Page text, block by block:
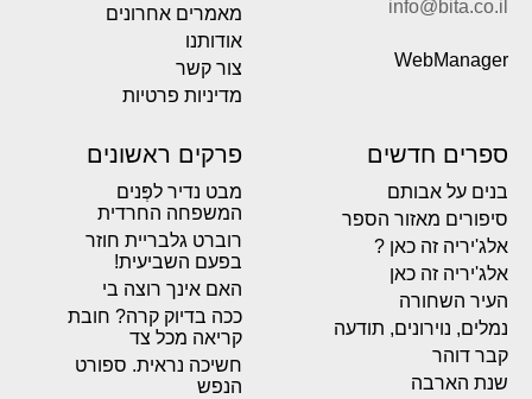
info@bita.co.il
WebManager
מאמרים אחרונים
אודותנו
צור קשר
מדיניות פרטיות
ספרים חדשים
בנים על אבותם
סיפורים מאזור הספר
אלג'יריה זה כאן ?
אלג'יריה זה כאן
העיר השחורה
נמלים, נוירונים, תודעה
קבר דוהר
שנת הארבה
פרקים ראשונים
מבט נדיר לפְּנים
המשפחה החרדית
רוברט גלבריית חוזר
בפעם השביעית!
האם אינך רוצה בי
ככה בדיוק קרה? חובת
קריאה מכל צד
חשיכה נראית. ספורט
הנפש